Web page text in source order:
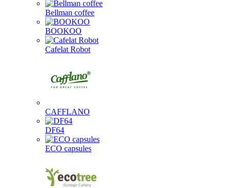
Bellman coffee
BOOKOO
Cafelat Robot
CAFFLANO
DF64
ECO capsules